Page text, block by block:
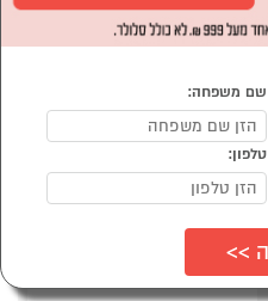
שם משפחה:
טלפון: